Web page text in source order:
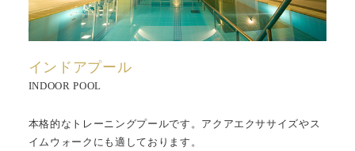
インドアプール
INDOOR POOL
本格的なトレーニングプールです。アクアエクササイズやス
イムウォークにも適しております。